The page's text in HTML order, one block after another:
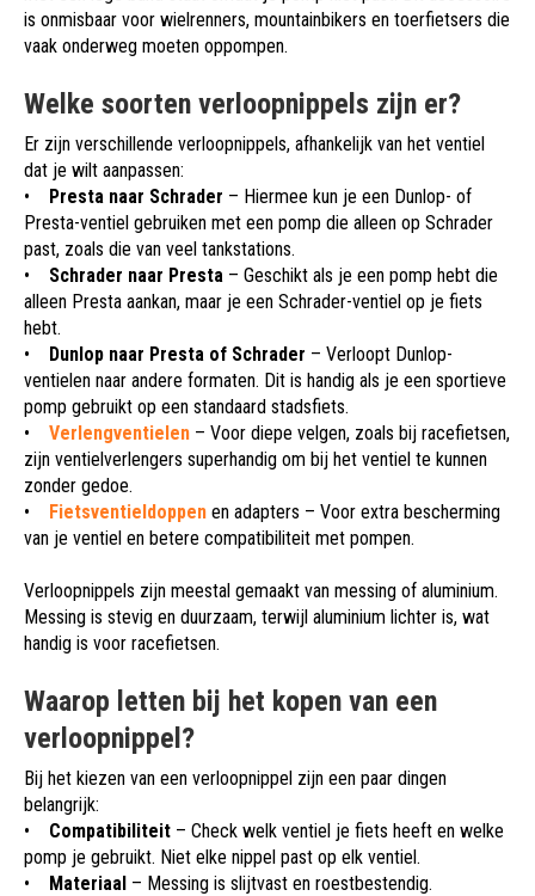
is onmisbaar voor wielrenners, mountainbikers en toerfietsers die
vaak onderweg moeten oppompen.
Welke soorten verloopnippels zijn er?
Er zijn verschillende verloopnippels, afhankelijk van het ventiel
dat je wilt aanpassen:
• Presta naar Schrader – Hiermee kun je een Dunlop- of
Presta-ventiel gebruiken met een pomp die alleen op Schrader
past, zoals die van veel tankstations.
• Schrader naar Presta – Geschikt als je een pomp hebt die
alleen Presta aankan, maar je een Schrader-ventiel op je fiets
hebt.
• Dunlop naar Presta of Schrader – Verloopt Dunlop-
ventielen naar andere formaten. Dit is handig als je een sportieve
pomp gebruikt op een standaard stadsfiets.
• Verlengventielen – Voor diepe velgen, zoals bij racefietsen,
zijn ventielverlengers superhandig om bij het ventiel te kunnen
zonder gedoe.
• Fietsventieldoppen en adapters – Voor extra bescherming
van je ventiel en betere compatibiliteit met pompen.
Verloopnippels zijn meestal gemaakt van messing of aluminium.
Messing is stevig en duurzaam, terwijl aluminium lichter is, wat
handig is voor racefietsen.
Waarop letten bij het kopen van een
verloopnippel?
Bij het kiezen van een verloopnippel zijn een paar dingen
belangrijk:
• Compatibiliteit – Check welk ventiel je fiets heeft en welke
pomp je gebruikt. Niet elke nippel past op elk ventiel.
• Materiaal – Messing is slijtvast en roestbestendig.